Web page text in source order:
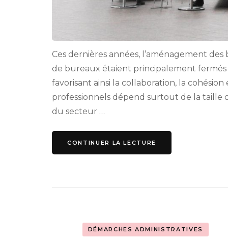
Ces dernières années, l’aménagement
de bureaux étaient principalement fermés
favorisant ainsi la collaboration, la cohésion
professionnels dépend surtout de la taille
du secteur …
CONTINUER LA LECTURE
DÉMARCHES ADMINISTRATIVES